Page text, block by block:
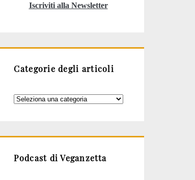
Iscriviti alla Newsletter
Categorie degli articoli
Categorie
Podcast di Veganzetta